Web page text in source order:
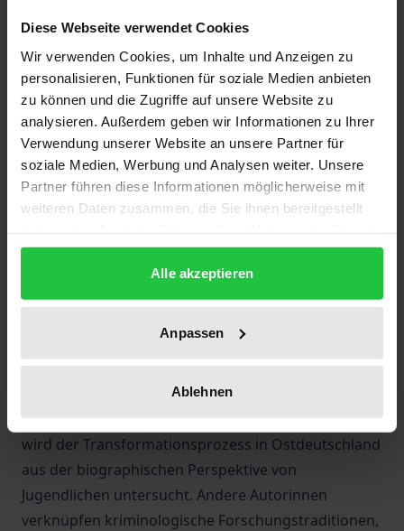
Diese Webseite verwendet Cookies
Wir verwenden Cookies, um Inhalte und Anzeigen zu
personalisieren, Funktionen für soziale Medien anbieten
zu können und die Zugriffe auf unsere Website zu
analysieren. Außerdem geben wir Informationen zu Ihrer
Verwendung unserer Website an unsere Partner für
soziale Medien, Werbung und Analysen weiter. Unsere
Partner führen diese Informationen möglicherweise mit
weiteren Daten zusammen, die Sie ihnen bereitgestellt
gesammelt haben.
Alle akzeptieren
Anpassen
Ablehnen
subjektiven biographischen Deutungs- und
Handlungsmustern, ihrem sozialen Umfeld und
Institutionen sozialer Kontrolle. Dieser
vielschichtigen Interaktion wird im vorliegenden
Sammelband mit Hilfe qualitativer Forschung
nachgegangen. Bis auf einen basieren alle Beiträge
auf Interviews aus einer qualitativen Untersuchung
zu den Hafterfahrungen männlicher Jugendlicher
und Heranwachsender, die seit 1998 am
Die Autorinne betrachten beispielsweise das
Verhältnis zwischen Erziehung und Strafe, den
Mehrfaktorenansatz und die Bedeutung der
Gleichaltrigengruppe für Devianz. In einem Beitrag
wird der Transformationsprozess in Ostdeutschland
aus der biographischen Perspektive von
Jugendlichen untersucht. Andere Autorinnen
verknüpfen kriminologische Forschungstraditionen,